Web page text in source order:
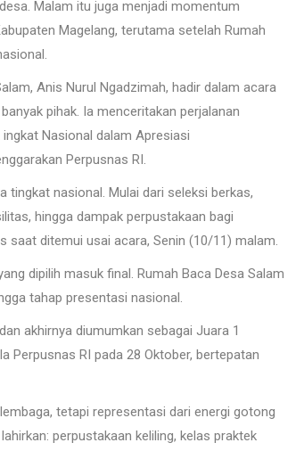
Malam itu juga menjadi momentum
Magelang, terutama setelah Rumah
Anis Nurul Ngadzimah, hadir dalam acara
pihak. Ia menceritakan perjalanan
Nasional dalam Apresiasi
Perpusnas RI.
tingkat nasional. Mulai dari seleksi berkas,
hingga dampak perpustakaan bagi
saat ditemui usai acara, Senin (10/11) malam.
dipilih masuk final. Rumah Baca Desa Salam
tahap presentasi nasional.
akhirnya diumumkan sebagai Juara 1
Perpusnas RI pada 28 Oktober, bertepatan
tetapi representasi dari energi gotong
perpustakaan keliling, kelas praktek